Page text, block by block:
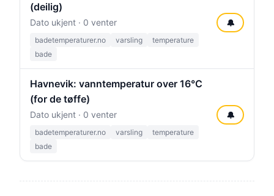
(deilig)
Dato ukjent · 0 venter
badetemperaturer.no varsling
temperature
bade
🔔
Havnevik: vanntemperatur over 16°C
(for de tøffe)
Dato ukjent · 0 venter
badetemperaturer.no varsling
temperature
bade
🔔